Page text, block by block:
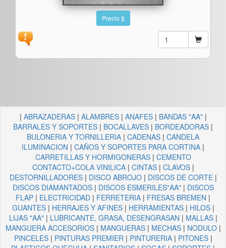
Precio $
| ABRAZADERAS| ALAMBRES| ANAFES| BANDAS "AA"|
BARRALES Y SOPORTES | BOCALLAVES | BORDEADORAS |
BULONERIA Y TORNILLERIA | CADENAS | CANDELA
ILUMINACION | CAÑOS Y SOPORTES PARA CORTINA |
CARRETILLAS Y HORMIGONERAS| CEMENTO
CONTACTO+COLA VINILICA| CINTAS| CLAVOS|
DESTORNILLADORES| DISCO ABROJO| DISCOS DE CORTE|
DISCOS DIAMANTADOS| DISCOS ESMERILES"AA"| DISCOS
FLAP | ELECTRICIDAD | FERRETERIA | FRESAS BREMEN |
GUANTES| HERRAJES Y AFINES| HERRAMIENTAS| HILOS|
LIJAS "AA"| LUBRICANTE, GRASA, DESENGRASAN | MALLAS|
MANGUERA ACCESORIOS| MANGUERAS| MECHAS| NODULO|
PINCELES| PINTURAS PREMIER | PINTURERIA| PITONES|